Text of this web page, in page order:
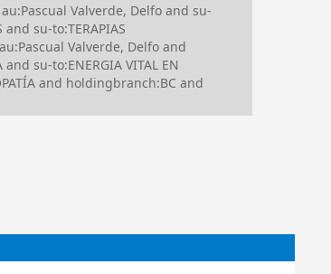
Valverde, Delfo and su-
su-to:TERAPIAS
Valverde, Delfo and
su-to:ENERGIA VITAL EN
and holdingbranch:BC and